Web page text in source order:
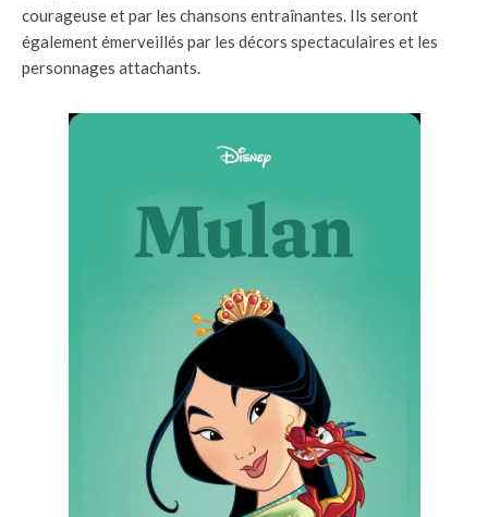
courageuse et par les chansons entraînantes. Ils seront
également émerveillés par les décors spectaculaires et les
personnages attachants.